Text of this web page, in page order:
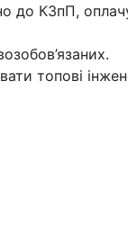
до КЗпП,
топові